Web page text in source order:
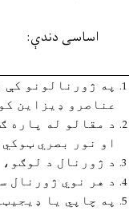
اساسی دندې:
په ژورنالونو
عناصرو ډيزاين
د مقالو له پاره
او نور بصري
د ژورنال د
د هر نوي ژورنال
په چاپي يا